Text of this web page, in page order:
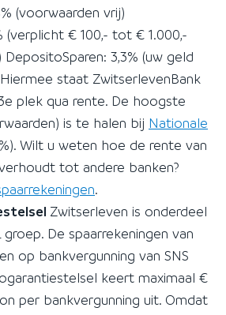
(voorwaarden vrij)
(verplicht € 100,- tot € 1.000,-
3,3% (uw geld
staat ZwitserlevenBank
plek qua rente. De hoogste
is te halen bij Nationale
Wilt u weten hoe de rente van
tot andere banken?
.
Zwitserleven is onderdeel
groep. De spaarrekeningen van
op bankvergunning van SNS
keert maximaal €
per bankvergunning uit. Omdat